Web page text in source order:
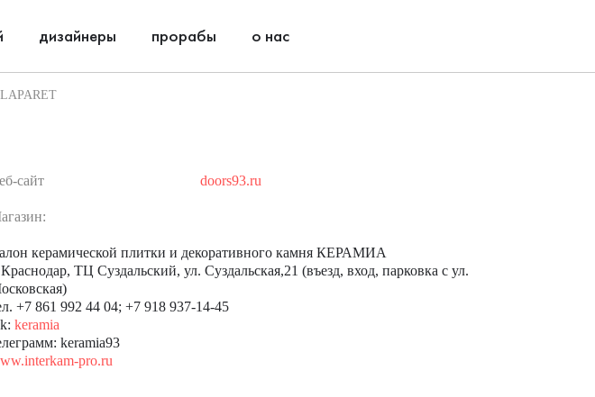
дизайнеры прорабы о нас
LAPARET
сайт doors93.ru
керамической плитки и декоративного камня КЕРАМИА
Краснодар, ТЦ Суздальский, ул. Суздальская,21 (въезд, вход, парковка с ул.
+7 861 992 44 04; +7 918 937-14-45
keramia
keramia93
pro.ru